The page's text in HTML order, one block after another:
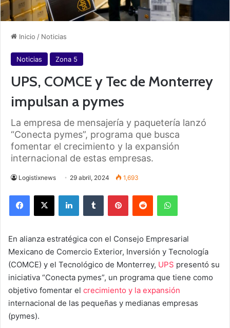
Inicio / Noticias
Noticias Zona 5
UPS, COMCE y Tec de Monterrey
impulsan a pymes
La empresa de mensajería y paquetería lanzó
“Conecta pymes”, programa que busca
fomentar el crecimiento y la expansión
internacional de estas empresas.
Logistixnews 29 abril, 2024 1,693
En alianza estratégica con el Consejo Empresarial
Mexicano de Comercio Exterior, Inversión y Tecnología
(COMCE) y el Tecnológico de Monterrey, UPS presentó su
iniciativa “Conecta pymes”, un programa que tiene como
objetivo fomentar el crecimiento y la expansión
internacional de las pequeñas y medianas empresas
(pymes).